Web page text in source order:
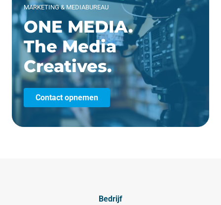
MARKETING & MEDIABUREAU
ONE MEDIA.
The Media
Creatives.
Contact opnemen
Bedrijf